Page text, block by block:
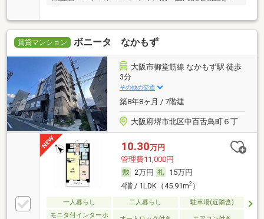
賃貸マンション ボニータ なかもず
大阪市御堂筋線 なかもず駅 徒歩
3分
その他の交通
築8年8ヶ月 / 7階建
大阪府堺市北区中百舌鳥町６丁
10.30万円
管理費11,000円
2万円
15万円
4階 / 1LDK（45.91m2）
一人暮らし 二人暮らし
駐車場(近隣含)
モニタ付インターホ